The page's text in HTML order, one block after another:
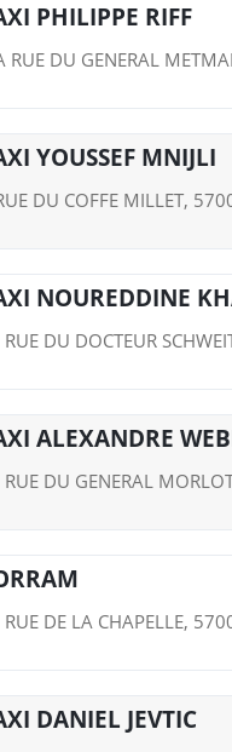
PHILIPPE RIFF
RUE DU GENERAL
YOUSSEF MNIJLI
DU COFFE MILLET,
NOUREDDINE
DU DOCTEUR
ALEXANDRE
DU GENERAL
DE LA CHAPELLE,
DANIEL JEVTIC